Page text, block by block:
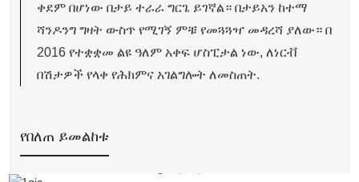
ቀደም በሆነው በታይ ተራራ ግርጌ ይገኛል። በታይአን ከተማ
ሻንዶንግ ግዛት ውስጥ የሚገኝ ምቹ የመጓጓዣ መዳረሻ ያለው። በ
2016 የተቋቋመ ልዩ ዓለም አቀፍ ሆስፒታል ነው, ለነርቭ
በሽታዎች የላቀ የሕክምና አገልግሎት ለመስጠት.
የበለጠ ይመልከቱ